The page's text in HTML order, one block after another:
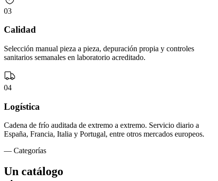
03
Calidad
Selección manual pieza a pieza, depuración propia y controles
sanitarios semanales en laboratorio acreditado.
04
Logística
Cadena de frío auditada de extremo a extremo. Servicio diario a
España, Francia, Italia y Portugal, entre otros mercados europeos.
— Categorías
Un catálogo